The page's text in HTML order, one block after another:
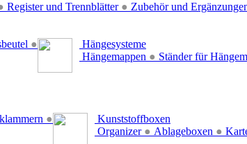
Register und Trennblätter ● Zubehör und
●
Hängesysteme
Hängemappen ● Ständer für
●
Kunststoffboxen
Organizer ● Ablageboxen ●